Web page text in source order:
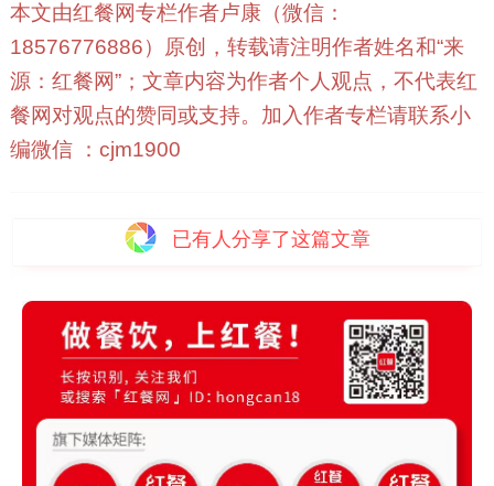
本文由红餐网专栏作者卢康（微信：
18576776886）原创，转载请注明作者姓名和“来
源：红餐网”；文章内容为作者个人观点，不代表红
餐网对观点的赞同或支持。加入作者专栏请联系小
编微信 ：cjm1900
已有 人分享了这篇文章